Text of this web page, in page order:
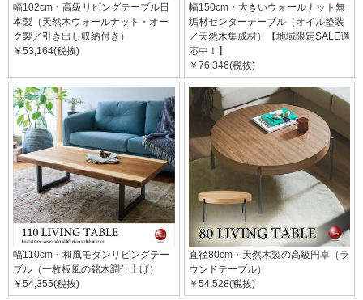
幅102cm・高級リビングテーブル日
本製（天然木ウォールナット・オー
ク製／引き出し収納付き）
￥53,164(税抜)
幅150cm・大きいウォールナット無
垢材センターテーブル（オイル塗装
／天然木集成材）【地域限定SALE適
応中！】
￥76,346(税抜)
幅110cm・和風モダンリビングテー
ブル（一枚板風の銘木調仕上げ）
￥54,355(税抜)
直径80cm・天然木製の高級円卓（ラ
ウンドテーブル）
￥54,528(税抜)